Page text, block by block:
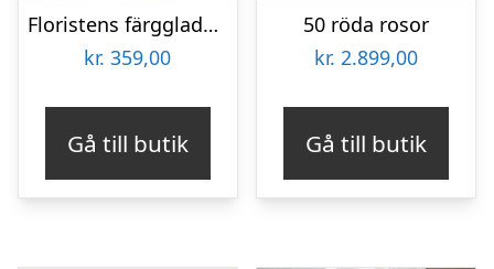
Floristens färgglada bukett
kr. 359,00
Gå till butik
50 röda rosor
kr. 2.899,00
Gå till butik